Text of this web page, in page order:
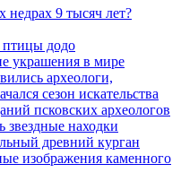
недрах 9 тысяч лет?
додо
украшения в мире
археологи,
сезон искательства
псковских археологов
звездные находки
древний курган
изображения каменного